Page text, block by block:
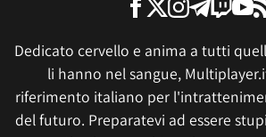
Dedicato cervello e anima a tutti
li hanno nel sangue,
riferimento italiano per
del futuro. Preparatevi ad essere